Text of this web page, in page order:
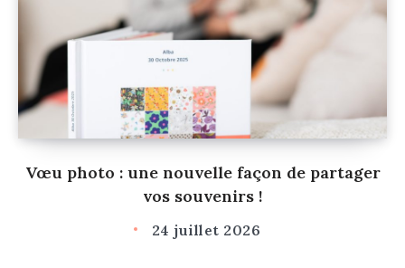
Vœu photo : une nouvelle façon de partager
vos souvenirs !
24 juillet 2026